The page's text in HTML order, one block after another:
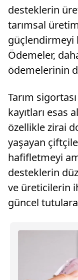
desteklerin
tarımsal
güçlendirmeyi
Ödemeler,
ödemelerinin
Tarım
kayıtları esas
özellikle zirai
yaşayan
hafifletmeyi
desteklerin
ve üreticilerin
güncel